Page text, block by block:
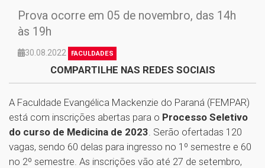
Prova ocorre em 05 de novembro, das 14h
às 19h
30.08.2022 FACULDADES
COMPARTILHE NAS REDES SOCIAIS
A Faculdade Evangélica Mackenzie do Paraná (FEMPAR)
está com inscrições abertas para o Processo Seletivo
do curso de Medicina de 2023 . Serão ofertadas 120
vagas, sendo 60 delas para ingresso no 1º semestre e 60
no 2º semestre. As inscrições vão até 27 de setembro,